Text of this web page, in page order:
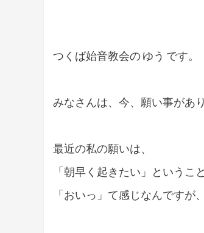
つくば始音教会の ゆう です。
みなさんは、今、願い事があ
最近の私の願いは、
「朝早く起きたい」というこ
「おいっ」て感じなんです